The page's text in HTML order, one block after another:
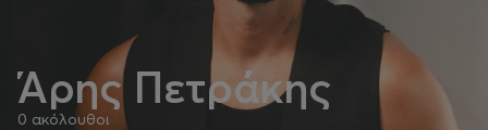
Άρης Πετράκης
0 ακόλουθοι